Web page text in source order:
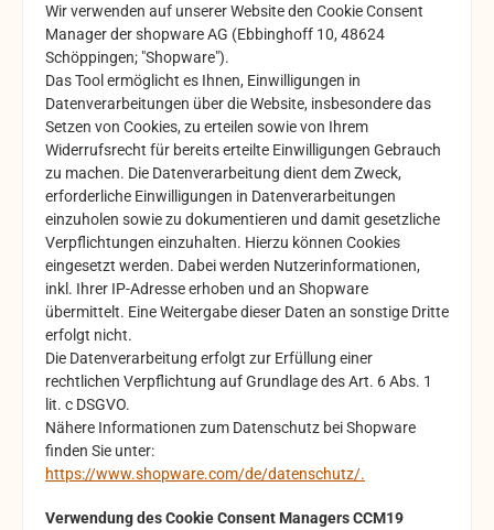
Wir verwenden auf unserer Website den Cookie Consent
Manager der shopware AG (Ebbinghoff 10, 48624
Schöppingen; "Shopware").
Das Tool ermöglicht es Ihnen, Einwilligungen in
Datenverarbeitungen über die Website, insbesondere das
Setzen von Cookies, zu erteilen sowie von Ihrem
Widerrufsrecht für bereits erteilte Einwilligungen Gebrauch
zu machen. Die Datenverarbeitung dient dem Zweck,
erforderliche Einwilligungen in Datenverarbeitungen
einzuholen sowie zu dokumentieren und damit gesetzliche
Verpflichtungen einzuhalten. Hierzu können Cookies
eingesetzt werden. Dabei werden Nutzerinformationen,
inkl. Ihrer IP-Adresse erhoben und an Shopware
übermittelt. Eine Weitergabe dieser Daten an sonstige Dritte
erfolgt nicht.
Die Datenverarbeitung erfolgt zur Erfüllung einer
rechtlichen Verpflichtung auf Grundlage des Art. 6 Abs. 1
lit. c DSGVO.
Nähere Informationen zum Datenschutz bei Shopware
finden Sie unter:
https://www.shopware.com/de/datenschutz/.
Verwendung des Cookie Consent Managers CCM19